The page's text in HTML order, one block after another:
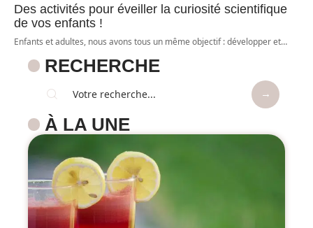
Des activités pour éveiller la curiosité scientifique
de vos enfants !
Enfants et adultes, nous avons tous un même objectif : développer et…
RECHERCHE
À LA UNE